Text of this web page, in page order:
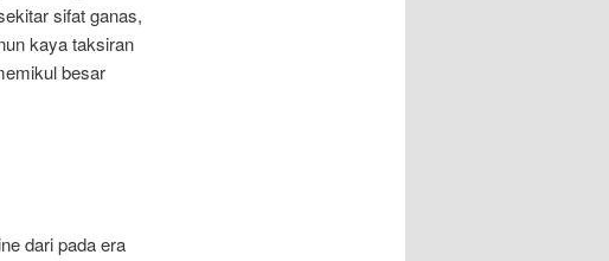
sifat ganas,
kaya taksiran
besar
dari pada era